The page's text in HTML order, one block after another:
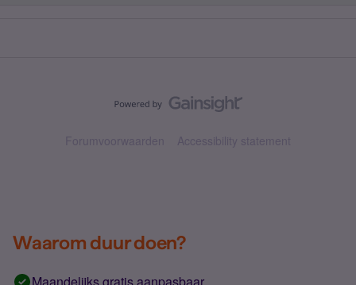
Forumvoorwaarden Accessibility statement
Waarom duur doen?